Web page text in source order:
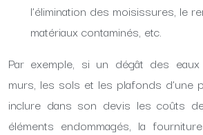
l’élimination des moisissures, le
matériaux contaminés, etc.
Par exemple, si un dégât des
murs, les sols et les plafonds d’une
inclure dans son devis les coûts
éléments endommagés, la